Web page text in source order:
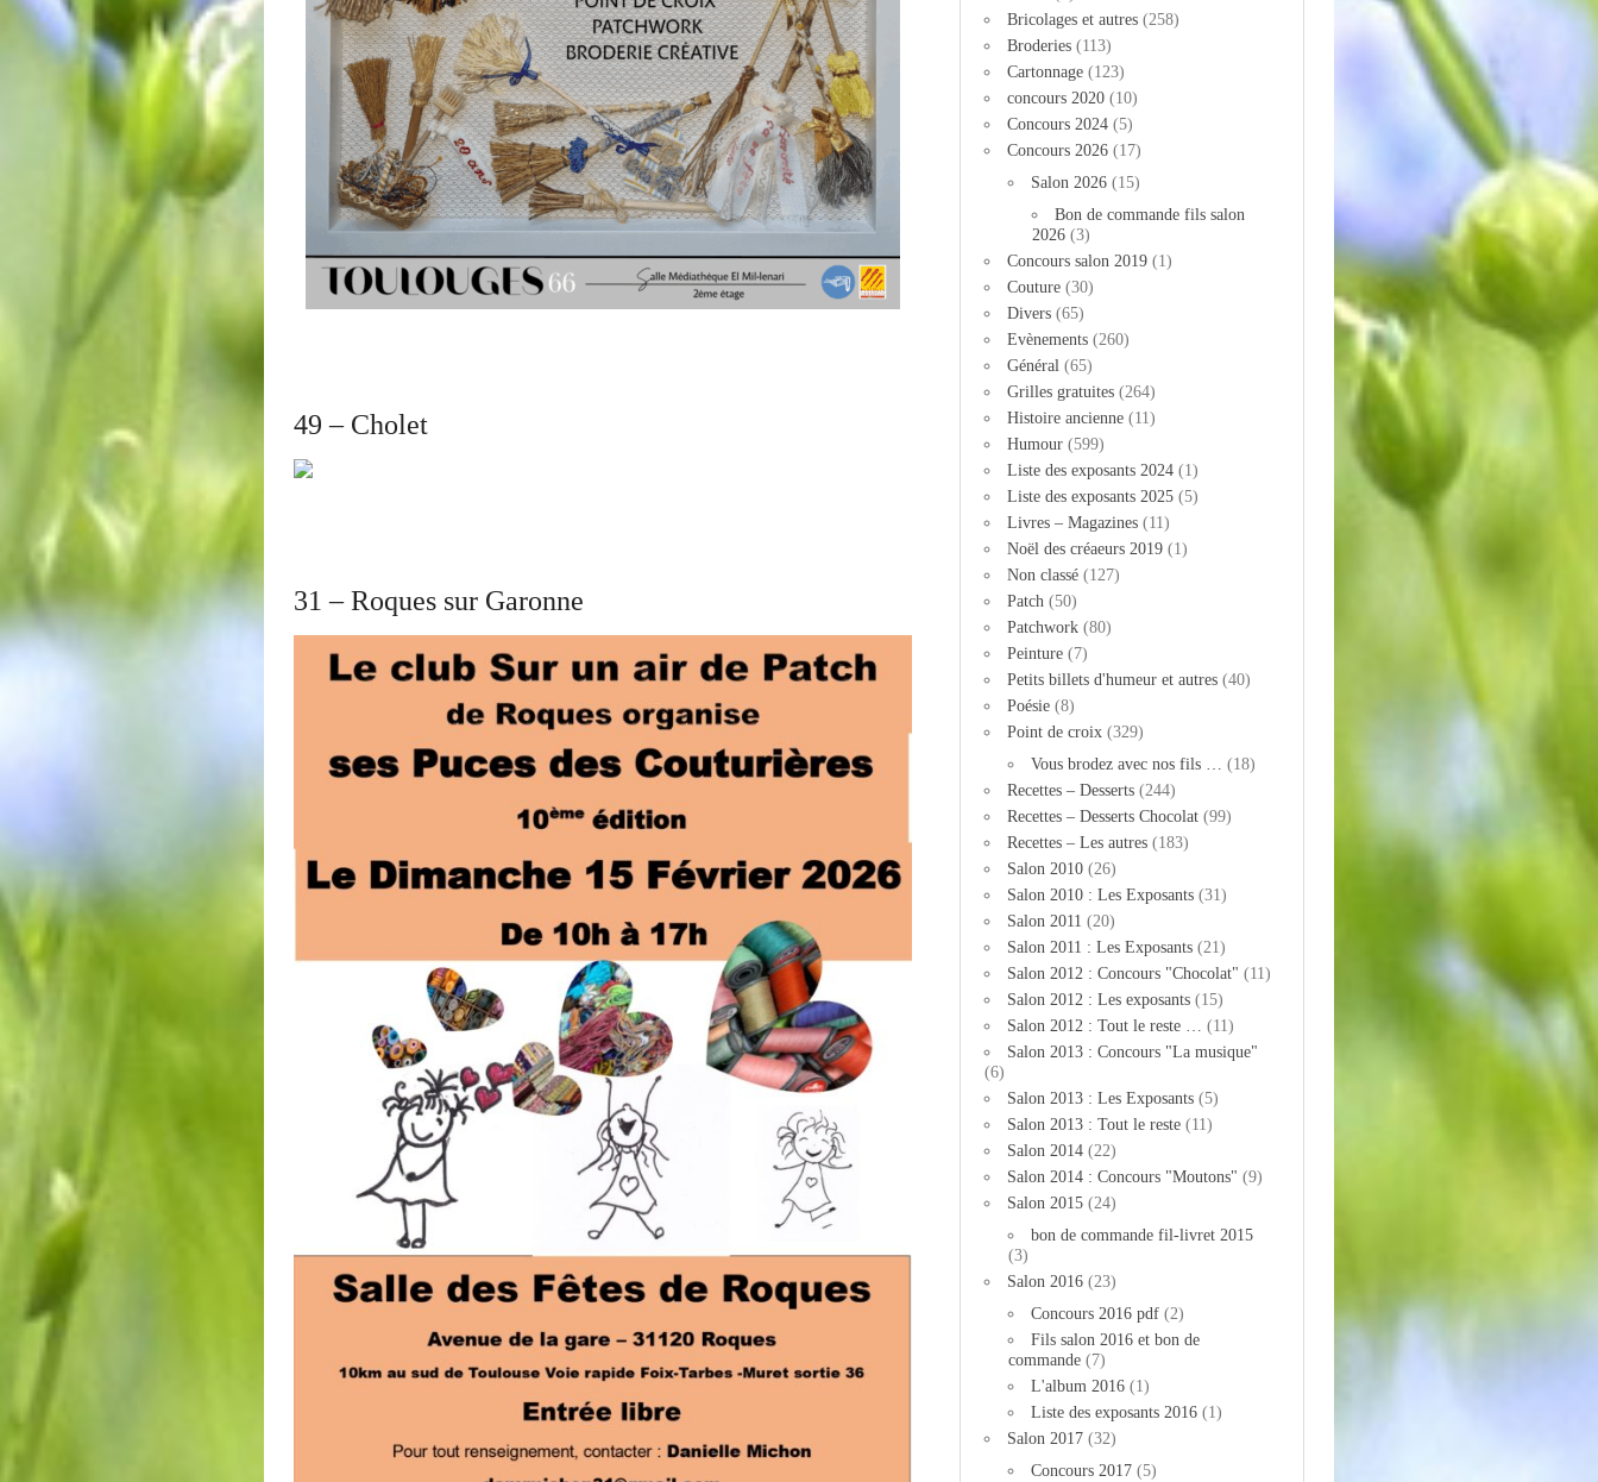
49 – Cholet
31 – Roques sur Garonne
Bricolages et autres (258)
Broderies (113)
Cartonnage (123)
concours 2020 (10)
Concours 2024 (5)
Concours 2026 (17)
Salon 2026 (15)
Bon de commande fils salon
2026 (3)
Concours salon 2019 (1)
Couture (30)
Divers (65)
Evènements (260)
Général (65)
Grilles gratuites (264)
Histoire ancienne (11)
Humour (599)
Liste des exposants 2024 (1)
Liste des exposants 2025 (5)
Livres – Magazines (11)
Noël des créaeurs 2019 (1)
Non classé (127)
Patch (50)
Patchwork (80)
Peinture (7)
Petits billets d'humeur et autres (40)
Poésie (8)
Point de croix (329)
Vous brodez avec nos fils …
(18)
Recettes – Desserts (244)
Recettes – Desserts Chocolat (99)
Recettes – Les autres (183)
Salon 2010 (26)
Salon 2010 : Les Exposants (31)
Salon 2011 (20)
Salon 2011 : Les Exposants (21)
Salon 2012 : Concours "Chocolat" (11)
Salon 2012 : Les exposants (15)
Salon 2012 : Tout le reste …
(11)
Salon 2013 : Concours "La musique"
(6)
Salon 2013 : Les Exposants (5)
Salon 2013 : Tout le reste (11)
Salon 2014 (22)
Salon 2014 : Concours "Moutons" (9)
Salon 2015 (24)
bon de commande fil-livret 2015
(3)
Salon 2016 (23)
Concours 2016 pdf (2)
Fils salon 2016 et bon de
commande (7)
L'album 2016 (1)
Liste des exposants 2016 (1)
Salon 2017 (32)
Concours 2017 (5)